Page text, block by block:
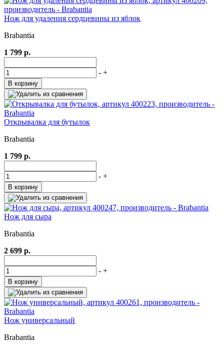
Нож для удаления сердцевины из яблок
Brabantia
1 799 р.
- +
В корзину
Открывалка для бутылок
Brabantia
1 799 р.
- +
В корзину
Нож для сыра
Brabantia
2 699 р.
- +
В корзину
Нож универсальный
Brabantia